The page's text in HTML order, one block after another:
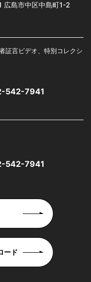
広島市中区中島町1-2
証言ビデオ、特別コレクシ
542-7941
542-7941
ード